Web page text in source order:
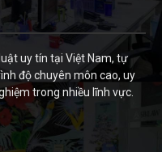
uy tín tại Việt Nam, tự
độ chuyên môn cao, uy
trong nhiều lĩnh vực.